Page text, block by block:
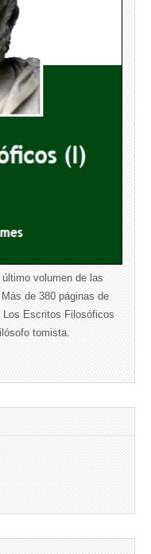
volumen de las
de 380 páginas de
Escritos Filosóficos
tomista.